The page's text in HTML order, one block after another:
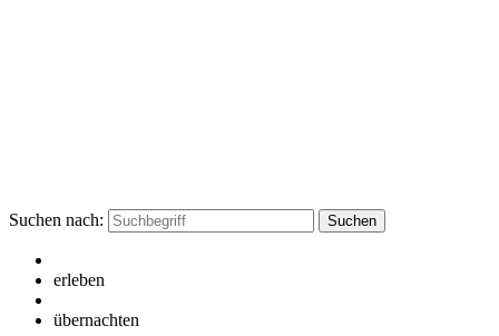
Suchen nach:
erleben
übernachten